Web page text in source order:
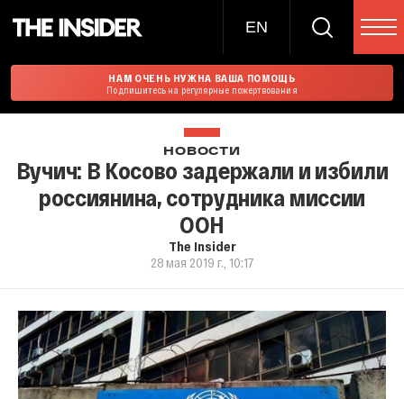
EN
НАМ ОЧЕНЬ НУЖНА ВАША ПОМОЩЬ
Подпишитесь на регулярные пожертвования
НОВОСТИ
Вучич: В Косово задержали и избили
россиянина, сотрудника миссии
ООН
The Insider
28 мая 2019 г., 10:17